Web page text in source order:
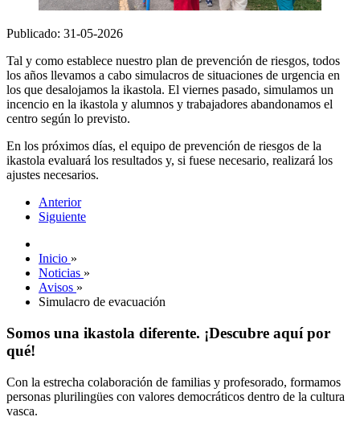
Publicado: 31-05-2026
Tal y como establece nuestro plan de prevención de riesgos, todos
los años llevamos a cabo simulacros de situaciones de urgencia en
los que desalojamos la ikastola. El viernes pasado, simulamos un
incencio en la ikastola y alumnos y trabajadores abandonamos el
centro según lo previsto.
En los próximos días, el equipo de prevención de riesgos de la
ikastola evaluará los resultados y, si fuese necesario, realizará los
ajustes necesarios.
Anterior
Siguiente
Inicio »
Noticias »
Avisos »
Simulacro de evacuación
Somos una ikastola diferente. ¡Descubre aquí por
qué!
Con la estrecha colaboración de familias y profesorado, formamos
personas plurilingües con valores democráticos dentro de la cultura
vasca.